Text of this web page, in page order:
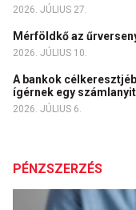
2026. JÚLIUS 27.
Mérföldkő az
2026. JÚLIUS 10.
A bankok
ígérnek egy
2026. JÚLIUS 6.
PÉNZSZERZÉS